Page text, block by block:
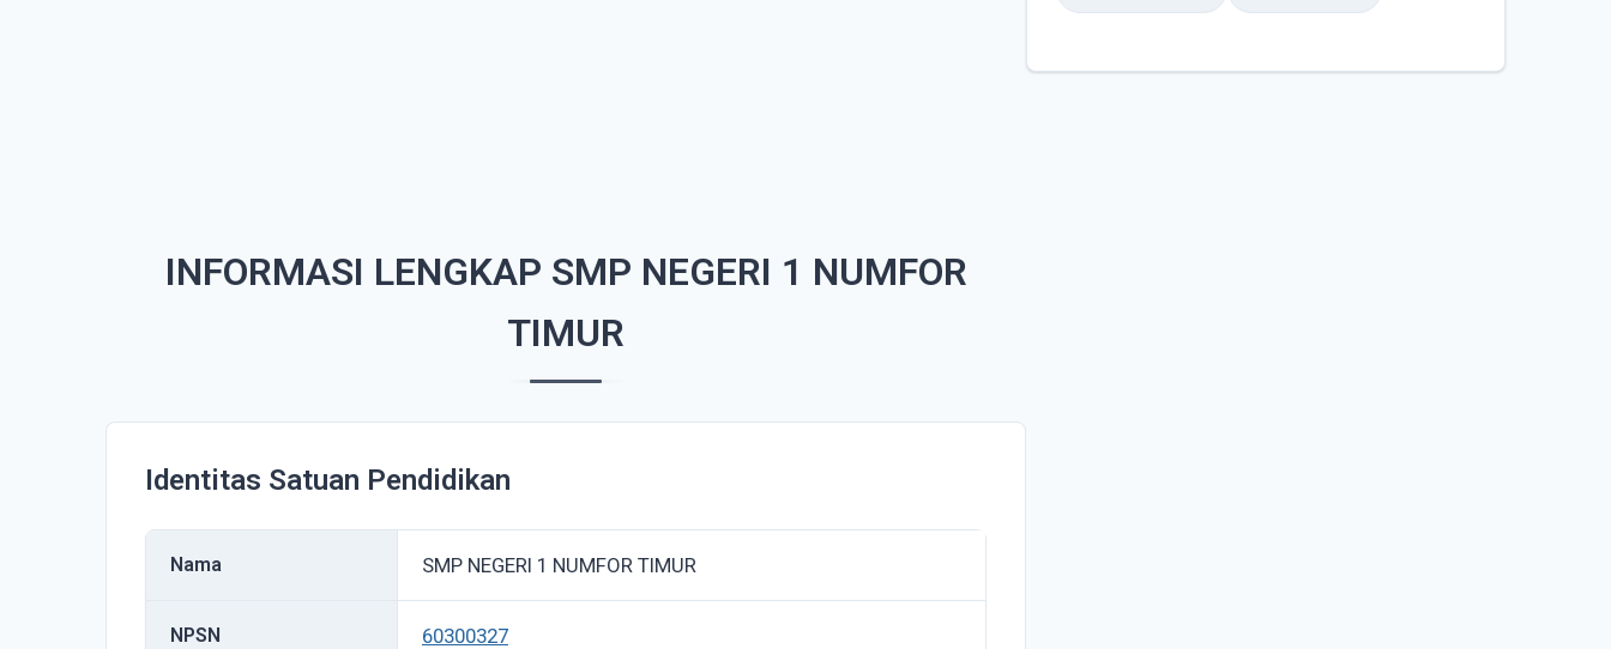
INFORMASI LENGKAP SMP NEGERI 1 NUMFOR
TIMUR
Identitas Satuan Pendidikan
Nama SMP NEGERI 1 NUMFOR TIMUR
NPSN 60300327